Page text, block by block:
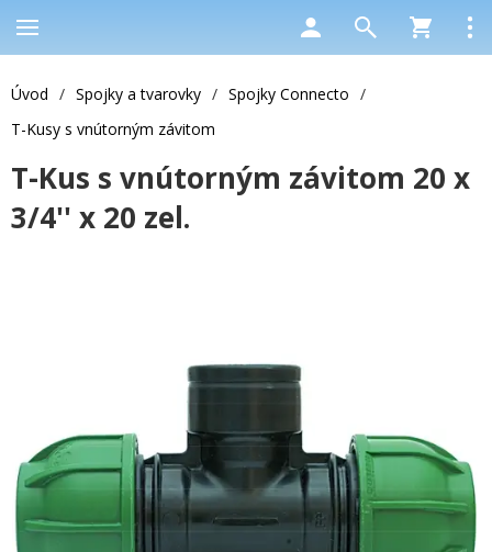
Úvod / Spojky a tvarovky / Spojky Connecto /
T-Kusy s vnútorným závitom
T-Kus s vnútorným závitom 20 x
3/4'' x 20 zel.